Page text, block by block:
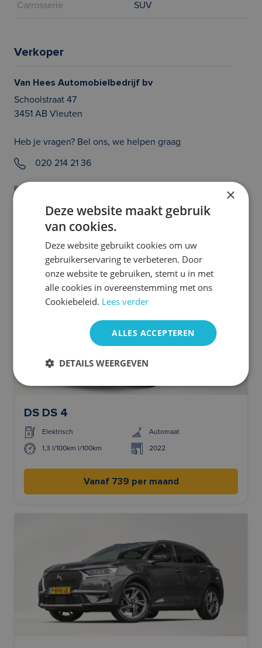
Carrosserie SUV
Verkoper
Van Hees Automobielbedrijf bv
Schoolstraat 47
3451 AB Vleuten
Heb je vragen? Bel ons, we helpen graag
020 214 21 36
Prijs en/of zetfouten voorbehouden. Controleer zelf of de uitvoering van
de auto klopt en of alle opties die jouw beslissing tot het aangaan van een
auto abonnement kunnen beïnvloeden aanwezig zijn. Heb je hier vragen
over, neem dan even contact met ons op. We helpen je graag!
Meer DS occasions
DS DS 4
Elektrisch Automaat
1,3 l/100km l/100km 2022
Vanaf 739 per maand
×
Deze website maakt gebruik
van cookies.
Deze website gebruikt cookies om uw
gebruikerservaring te verbeteren. Door
onze website te gebruiken, stemt u in met
alle cookies in overeenstemming met ons
Cookiebeleid. Lees verder
ALLES ACCEPTEREN
DETAILS WEERGEVEN